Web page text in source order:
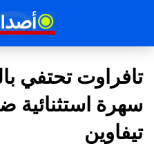
تافراوت تحتفي
سهرة
تيفاوين